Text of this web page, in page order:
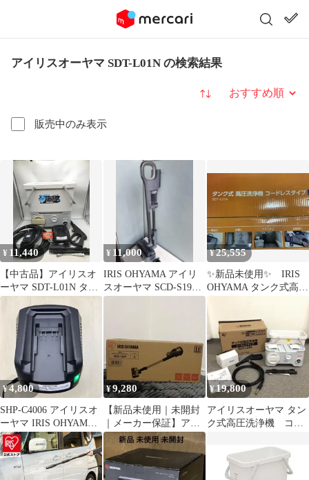
アイリスオーヤマ SDT-L01N の検索結果
販売中のみ表示
並び替え
¥ 11,440
【中古品】アイリスオ
ーヤマ SDT-L01N タン
イプ [IT_909IC][岡岩]
[M05]
¥ 11,000
IRIS OHYAMA アイリ
スオーヤマ SCD-S190P-
W 2023年
¥25,555
✨新品未使用✨ IRIS
OHYAMA タンク式高圧
¥4,800
SHP-C4006 アイリスオ
ーヤマ IRIS OHYAMA
バッテリー充電器 SHP-
L3620専用 タンク式高
圧洗浄機 コードレス
SDT-L01 SDT-L01N 高
¥9,280
【新品未使用｜未開封
｜メーカー保証】アイ
リスオーヤマ SCD-
130P
¥19,800
アイリスオーヤマ タン
ク式高圧洗浄機 コー